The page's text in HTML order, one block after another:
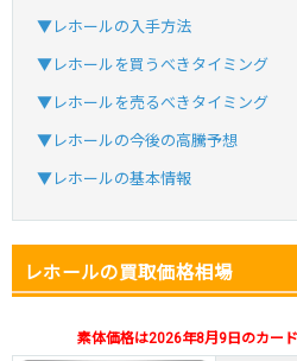
・atone・ペイディ対
・新規登録で無料
・初回購入は500coin
TVCM記念
オリくじ
▼レホールの入手方法
▼レホールを買うべきタイミング
▼レホールを売るべきタイミング
▼レホールの今後の高騰予想
▼レホールの基本情報
レホールの買取価格相場
素体価格は2026年8月9日のカー